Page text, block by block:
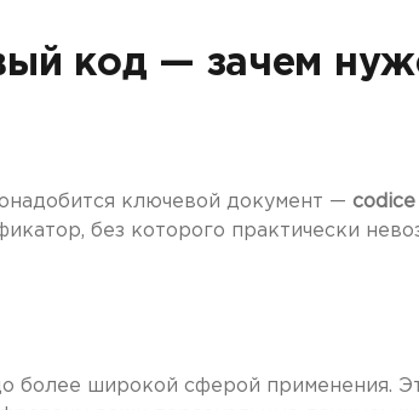
код — зачем
ключевой документ — codice
без которого практически
более широкой сферой применения.